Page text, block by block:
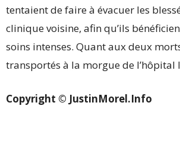
tentaient de faire à évacuer les
clinique voisine, afin qu’ils
soins intenses. Quant aux deux
transportés à la morgue de l’hôpital
Copyright © JustinMorel.Info